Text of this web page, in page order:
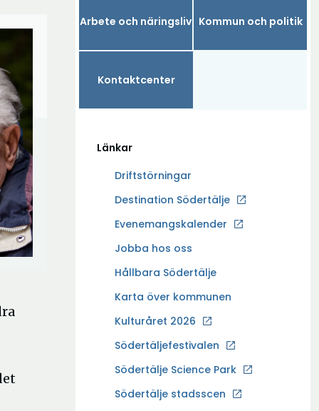
Arbete och näringsliv Kommun och politik
Kontaktcenter
Länkar
Driftstörningar
Destination Södertälje
Ö
p
n
a
y
t
f
ö
Evenemangskalender
Jobba hos oss
Ö
p
n
a
y
t
Hållbara Södertälje
Karta över kommunen
Kulturåret 2026
Södertäljefestivalen
Södertälje Science Park
Ö
p
Södertälje stadsscen